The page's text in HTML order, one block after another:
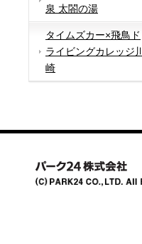
泉 太閤の湯
タイムズカー×飛鳥ド
ライビングカレッジ川
崎